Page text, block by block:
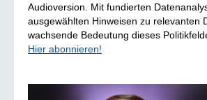
Audioversion. Mit fundierten
ausgewählten Hinweisen zu relevanten
wachsende Bedeutung dieses
Hier abonnieren!